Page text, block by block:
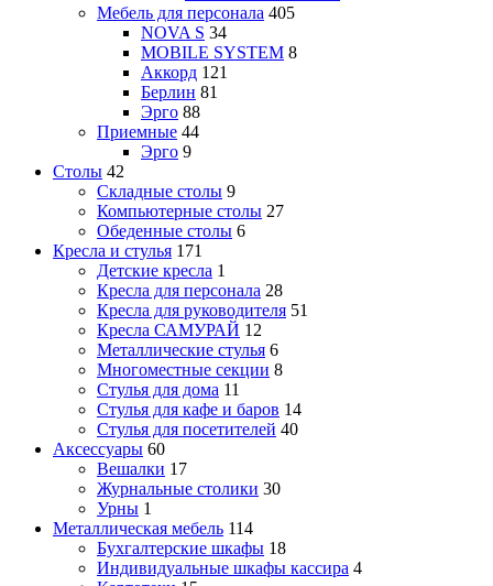
Мебель для персонала 405
NOVA S 34
MOBILE SYSTEM 8
Аккорд 121
Берлин 81
Эрго 88
Приемные 44
Эрго 9
Столы 42
Складные столы 9
Компьютерные столы 27
Обеденные столы 6
Кресла и стулья 171
Детские кресла 1
Кресла для персонала 28
Кресла для руководителя 51
Кресла САМУРАЙ 12
Металлические стулья 6
Многоместные секции 8
Стулья для дома 11
Стулья для кафе и баров 14
Стулья для посетителей 40
Аксессуары 60
Вешалки 17
Журнальные столики 30
Урны 1
Металлическая мебель 114
Бухгалтерские шкафы 18
Индивидуальные шкафы кассира 4